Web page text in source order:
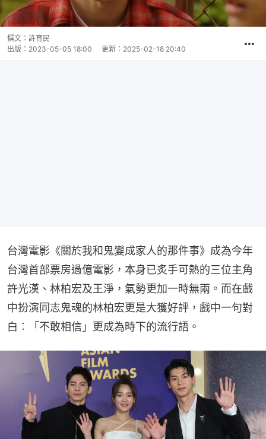
撰文： 許育民
出版： 2023-05-05 18:00 更新： 2025-02-18 20:40
台灣電影《關於我和鬼變成家人的那件事》成為今年
台灣首部票房過億電影，本身已炙手可熱的三位主角
許光漢、林柏宏及王淨，氣勢更加一時無兩。而在戲
中扮演同志鬼魂的林柏宏更是大獲好評，戲中一句對
白︰「不敢相信」更成為時下的流行語。